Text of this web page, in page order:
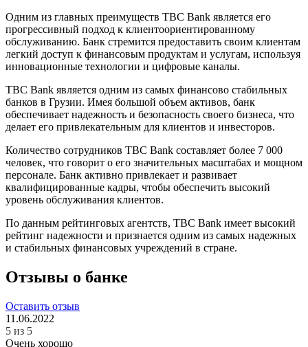
Одним из главных преимуществ TBC Bank является его
прогрессивный подход к клиентоориентированному
обслуживанию. Банк стремится предоставить своим клиентам
легкий доступ к финансовым продуктам и услугам, используя
инновационные технологии и цифровые каналы.
TBC Bank является одним из самых финансово стабильных
банков в Грузии. Имея большой объем активов, банк
обеспечивает надежность и безопасность своего бизнеса, что
делает его привлекательным для клиентов и инвесторов.
Количество сотрудников TBC Bank составляет более 7 000
человек, что говорит о его значительных масштабах и мощном
персонале. Банк активно привлекает и развивает
квалифицированные кадры, чтобы обеспечить высокий
уровень обслуживания клиентов.
По данным рейтинговых агентств, TBC Bank имеет высокий
рейтинг надежности и признается одним из самых надежных
и стабильных финансовых учреждений в стране.
Отзывы о банке
Оставить отзыв
11.06.2022
5 из 5
Очень хорошо